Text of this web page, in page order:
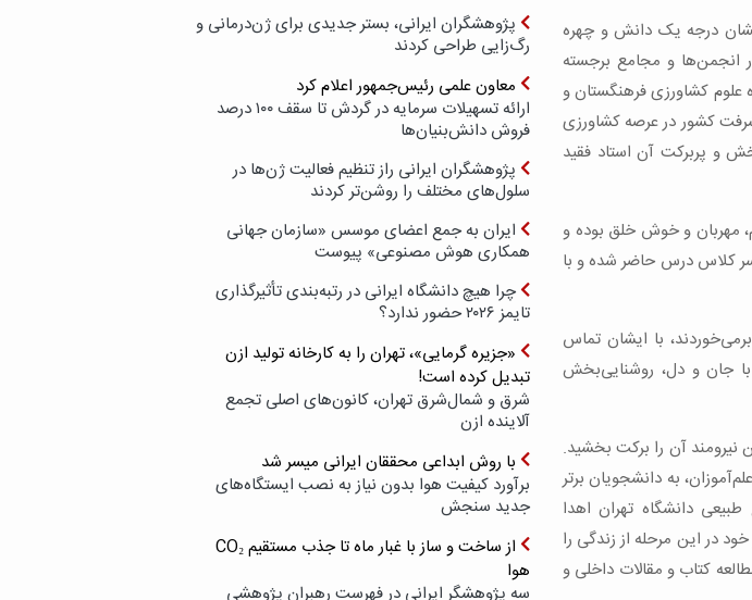
نشان درجه یک دانش و چهره
انجمن‌ها و مجامع برجسته
کشاورزی فرهنگستان و
کشور در عرصه کشاورزی
و پربرکت آن استاد فقید
مهربان و خوش‌ خلق بوده و
کلاس درس حاضر شده و با
با ایشان تماس
با جان و دل، روشنایی‌بخش
نیرومند آن را برکت بخشید.
به دانشجویان برتر
دانشگاه تهران اهدا
در این مرحله از زندگی را
کتاب و مقالات داخلی و
پژوهشگران ایرانی، بستر جدیدی برای ژن‌درمانی و
رگ‌زایی طراحی کردند
معاون علمی رئیس‌جمهور اعلام کرد
ارائه تسهیلات سرمایه در گردش تا سقف ۱۰۰ درصد
فروش دانش‌بنیان‌ها
پژوهشگران ایرانی راز تنظیم فعالیت ژن‌ها در
سلول‌های مختلف را روشن‌تر کردند
ایران به جمع اعضای موسس «سازمان جهانی
همکاری هوش مصنوعی» پیوست
چرا هیچ دانشگاه ایرانی در رتبه‌بندی تأثیرگذاری
تایمز ۲۰۲۶ حضور ندارد؟
«جزیره گرمایی»، تهران را به کارخانه تولید ازن
تبدیل کرده است!
شرق و شمال‌شرق تهران، کانون‌های اصلی تجمع
آلاینده ازن
با روش ابداعی محققان ایرانی میسر شد
برآورد کیفیت هوا بدون نیاز به نصب ایستگاه‌های
جدید سنجش
از ساخت و ساز با غبار ماه تا جذب مستقیم CO₂
هوا
سه پژوهشگر ایرانی در فهرست رهبران پژوهشی